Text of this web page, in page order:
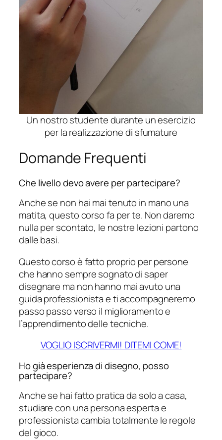
Un nostro studente durante un esercizio
per la realizzazione di sfumature
Domande Frequenti
Che livello devo avere per partecipare?
Anche se non hai mai tenuto in mano una
matita, questo corso fa per te. Non daremo
nulla per scontato, le nostre lezioni partono
dalle basi.
Questo corso è fatto proprio per persone
che hanno sempre sognato di saper
disegnare ma non hanno mai avuto una
guida professionista e ti accompagneremo
passo passo verso il miglioramento e
l’apprendimento delle tecniche.
VOGLIO ISCRIVERMI! DITEMI COME!
Ho già esperienza di disegno, posso
partecipare?
Anche se hai fatto pratica da solo a casa,
studiare con una persona esperta e
professionista cambia totalmente le regole
del gioco.